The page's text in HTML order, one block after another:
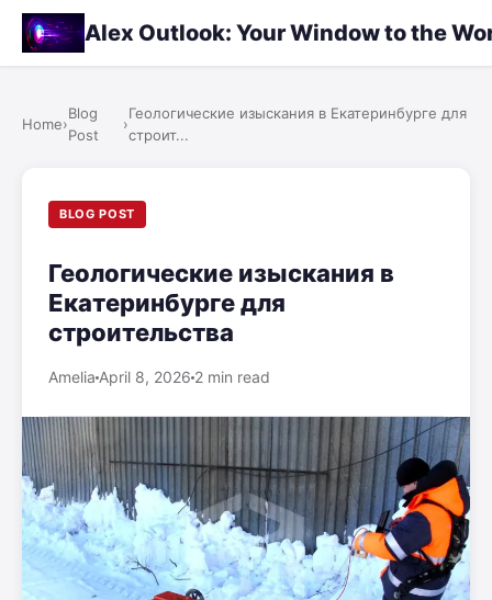
Alex Outlook: Your Window to the
Home›
Blog
Post
›
Геологические изыскания в Екатеринбурге для
строит...
BLOG POST
Геологические изыскания в
Екатеринбурге для
строительства
Amelia April 8, 2026 2 min read